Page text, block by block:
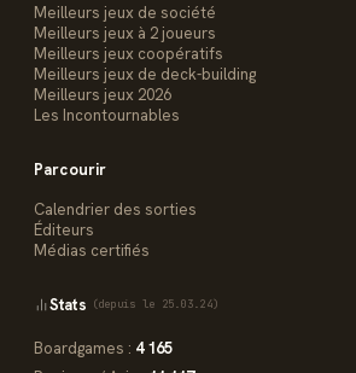
Meilleurs jeux de société
Meilleurs jeux à 2 joueurs
Meilleurs jeux coopératifs
Meilleurs jeux de deck-building
Meilleurs jeux 2026
Les Incontournables
Parcourir
Calendrier des sorties
Éditeurs
Médias certifiés
Stats (depuis le 25.03.24)
Boardgames : 4 165